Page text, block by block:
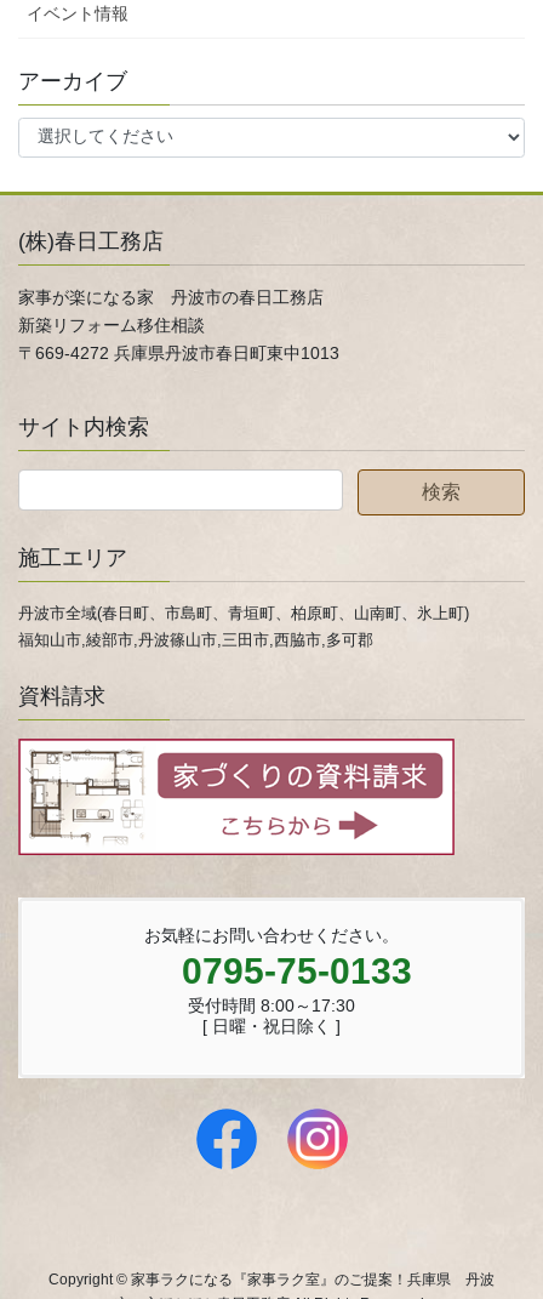
イベント情報
アーカイブ
(株)春日工務店
家事が楽になる家 丹波市の春日工務店
新築リフォーム移住相談
〒669-4272 兵庫県丹波市春日町東中1013
サイト内検索
施工エリア
丹波市全域(春日町、市島町、青垣町、柏原町、山南町、氷上町)
福知山市,綾部市,丹波篠山市,三田市,西脇市,多可郡
資料請求
お気軽にお問い合わせください。
0795-75-0133
受付時間 8:00～17:30
[ 日曜・祝日除く ]
Copyright © 家事ラクになる『家事ラク室』のご提案！兵庫県 丹波